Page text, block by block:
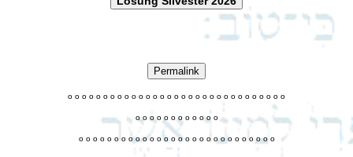
Permalink
o o o o o o o o o o o o o o o o o o o o o o o o o o o o o o o
o o o o o o o o o o o o
o o o o o o o o o o o o o o o o o o o o o o o o o o o o